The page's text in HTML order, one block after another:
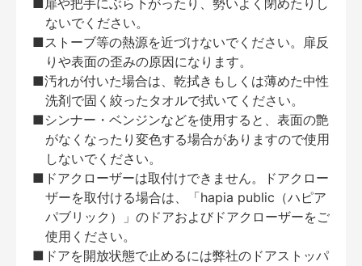
■扉や把手にぶら下がったり、勢いよく閉めたりし
ないでください。
■ストーブ等の熱源を近づけないでください。扉反
りや表面の歪みの原因になります。
■汚れが付いた場合は、乾拭きもしくは薄めた中性
洗剤で固く絞ったタオルで拭いてください。
■シンナー・ベンジンなどを使用すると、表面の艶
がなくなったり変色する場合がありますので使用
しないでください。
■ドアクローザーは取付けできません。ドアクロー
ザーを取付ける場合は、「hapia public（ハピア
パブリック）」のドアおよびドアクローザーをご
使用ください。
■ドアを開放状態で止めるには弊社のドアストッパ